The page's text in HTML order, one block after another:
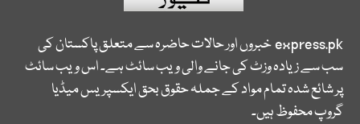
express.pkخبروں اور حالات حاضرہ سے متعلق پاکستان کی
سب سے زیادہ وزٹ کی جانے والی ویب سائٹ ہے۔ اس ویب سائٹ
پر شائع شدہ تمام مواد کے جملہ حقوق بحق ایکسپریس میڈیا
گروپ محفوظ ہیں۔